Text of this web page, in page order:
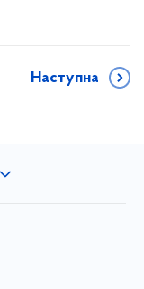
Наступна